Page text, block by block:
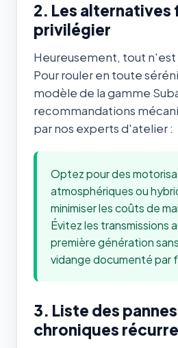
2. Les alternatives
privilégier
Heureusement, tout n'est
Pour rouler en toute
modèle de la gamme
recommandations
par nos experts d'atelier :
Optez pour des
atmosphériques ou
minimiser les coûts de
Évitez les transmissions
première génération
vidange documenté par
3. Liste des
chroniques